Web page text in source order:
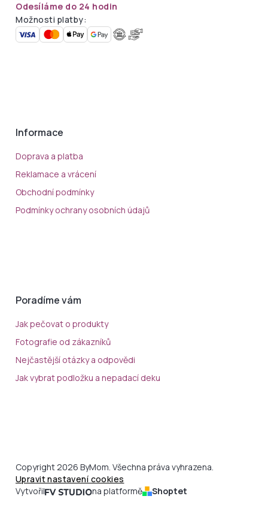
Odesíláme do 24 hodin
Možnosti platby:
Informace
Doprava a platba
Reklamace a vrácení
Obchodní podmínky
Podmínky ochrany osobních údajů
Poradíme vám
Jak pečovat o produkty
Fotografie od zákazníků
Nejčastější otázky a odpovědi
Jak vybrat podložku a nepadací deku
Copyright 2026 ByMom. Všechna práva vyhrazena.
Upravit nastavení cookies
Vytvořil
na platformě Shoptet